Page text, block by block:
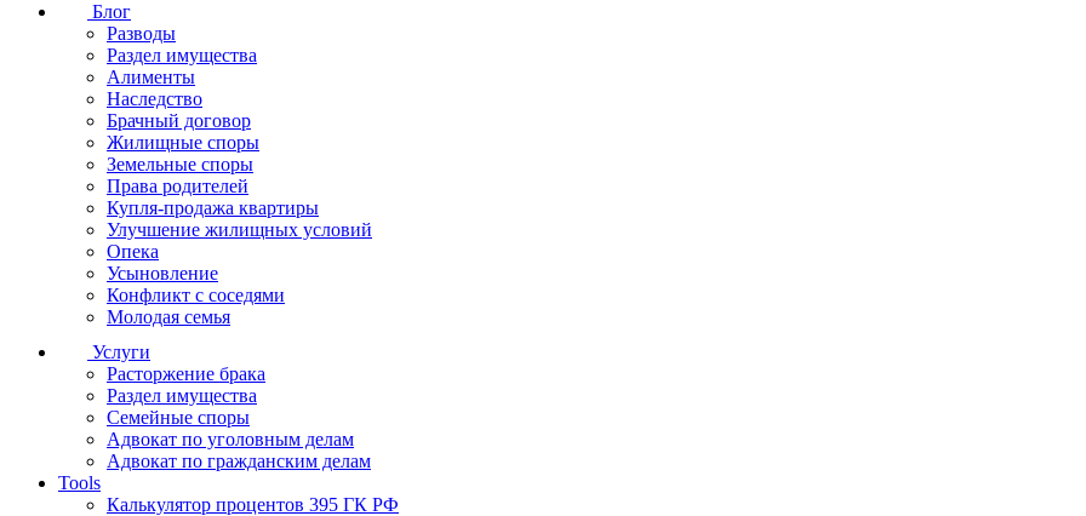
Блог
Разводы
Раздел имущества
Алименты
Наследство
Брачный договор
Жилищные споры
Земельные споры
Права родителей
Купля-продажа квартиры
Улучшение жилищных условий
Опека
Усыновление
Конфликт с соседями
Молодая семья
Услуги
Расторжение брака
Раздел имущества
Семейные споры
Адвокат по уголовным делам
Адвокат по гражданским делам
Tools
Калькулятор процентов 395 ГК РФ